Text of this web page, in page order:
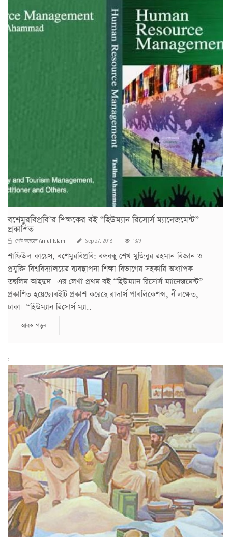
বশেমুরবিপ্রবি’র শিক্ষকের বই “হিউম্যান রিসোর্স ম্যানেজমেন্ট”
প্রকাশিত
পোস্ট করেছেনAriful Islam Sep 27, 2018 1379
শাফিউল কায়েস, বশেমুরবিপ্রবি: বঙ্গবন্ধু শেখ মুজিবুর রহমান বিজ্ঞান ও
প্রযুক্তি বিশ্ববিদ্যালয়ের ব্যবস্থাপনা শিক্ষা বিভাগের সহকারি অধ্যাপক
তছলিম আহম্মদ- এর লেখা প্রথম বই “হিউম্যান রিসোর্স ম্যানেজমেন্ট”
প্রকাশিত হয়েছে।বইটি প্রকাশ করেছে ব্রাদার্স পাবলিকেশন্স, নীলক্ষেত,
ঢাকা। “হিউম্যান রিসোর্স ম্যা..
আরও পড়ুন
;